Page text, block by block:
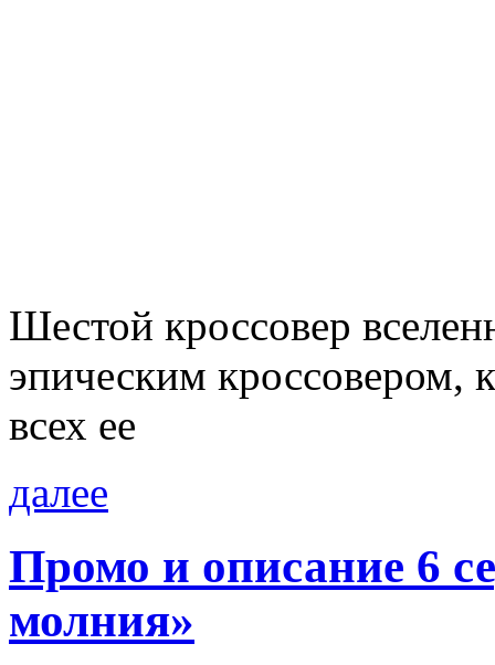
Шестой кроссовер
эпическим кроссовером,
всех ее
далее
Промо и описание 6
молния»